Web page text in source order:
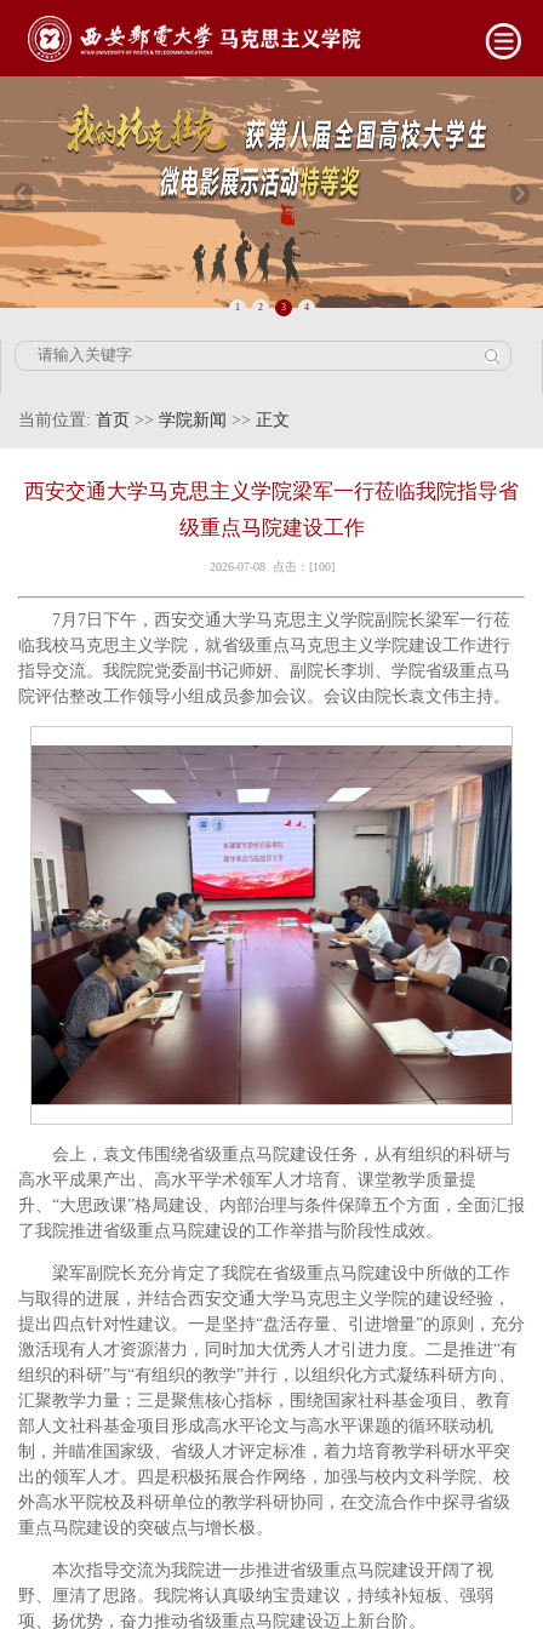
1 2 3 4
当前位置: 首页 >> 学院新闻 >> 正文
西安交通大学马克思主义学院梁军一行莅临我院指导省
级重点马院建设工作
2026-07-08 点击：[100]
7月7日下午，西安交通大学马克思主义学院副院长梁军一行莅
临我校马克思主义学院，就省级重点马克思主义学院建设工作进行
指导交流。我院院党委副书记师妍、副院长李圳、学院省级重点马
院评估整改工作领导小组成员参加会议。会议由院长袁文伟主持。
会上，袁文伟围绕省级重点马院建设任务，从有组织的科研与
高水平成果产出、高水平学术领军人才培育、课堂教学质量提
升、“大思政课”格局建设、内部治理与条件保障五个方面，全面汇报
了我院推进省级重点马院建设的工作举措与阶段性成效。
梁军副院长充分肯定了我院在省级重点马院建设中所做的工作
与取得的进展，并结合西安交通大学马克思主义学院的建设经验，
提出四点针对性建议。一是坚持“盘活存量、引进增量”的原则，充分
激活现有人才资源潜力，同时加大优秀人才引进力度。二是推进“有
组织的科研”与“有组织的教学”并行，以组织化方式凝练科研方向、
汇聚教学力量；三是聚焦核心指标，围绕国家社科基金项目、教育
部人文社科基金项目形成高水平论文与高水平课题的循环联动机
制，并瞄准国家级、省级人才评定标准，着力培育教学科研水平突
出的领军人才。四是积极拓展合作网络，加强与校内文科学院、校
外高水平院校及科研单位的教学科研协同，在交流合作中探寻省级
重点马院建设的突破点与增长极。
本次指导交流为我院进一步推进省级重点马院建设开阔了视
野、厘清了思路。我院将认真吸纳宝贵建议，持续补短板、强弱
项、扬优势，奋力推动省级重点马院建设迈上新台阶。